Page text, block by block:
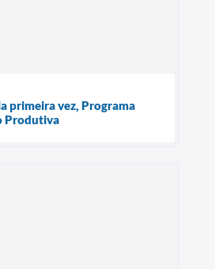
primeira vez, Programa
Produtiva